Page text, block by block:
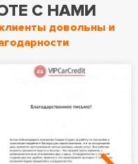
С НАМИ
довольны и